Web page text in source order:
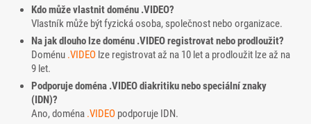
Kdo může vlastnit doménu .VIDEO?
Vlastník může být fyzická osoba, společnost nebo organizace.
Na jak dlouho lze doménu .VIDEO registrovat nebo prodloužit?
Doménu .VIDEO lze registrovat až na 10 let a prodloužit lze až na
9 let.
Podporuje doména .VIDEO diakritiku nebo speciální znaky
(IDN)?
Ano, doména .VIDEO podporuje IDN.